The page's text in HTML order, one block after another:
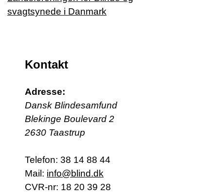
Kontakt
Adresse:
Dansk Blindesamfund
Blekinge Boulevard 2
2630 Taastrup
Telefon: 38 14 88 44
Mail: info@blind.dk
CVR-nr: 18 20 39 28